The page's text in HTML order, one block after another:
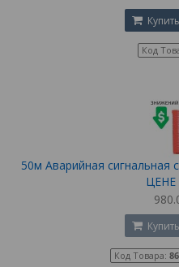
Купить
Код
50м Аварийная
Купить
Код Товара: